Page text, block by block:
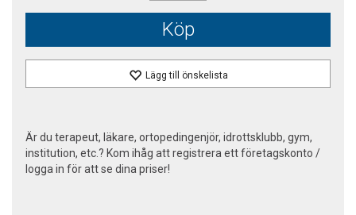
Köp
Lägg till önskelista
Är du terapeut, läkare, ortopedingenjör, idrottsklubb, gym,
institution, etc.? Kom ihåg att registrera ett företagskonto /
logga in för att se dina priser!